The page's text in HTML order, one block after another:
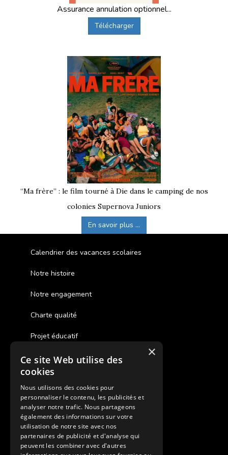
Assurance annulation optionnel...
Télécharger
“Ma frère” : le film tourné à Die dans le camping de nos
colonies Supernova Juniors
En savoir plus ...
Calendrier des vacances scolaires
Notre histoire
Notre engagement
Charte qualité
Projet éducatif
Des colonies de vacances inclusives
Assurances annulations
Aides financières pour partir en colonie
Charte de confidentialité
Vacances Adaptées Adulte Supernova
×
Ce site Web utilise des
cookies
Nous utilisons des cookies pour
personnaliser le contenu, les publicités et
analyser notre trafic. Nous partageons
également des informations sur votre
utilisation de notre site avec nos
partenaires de publicité et d'analyse qui
peuvent les combiner avec d'autres